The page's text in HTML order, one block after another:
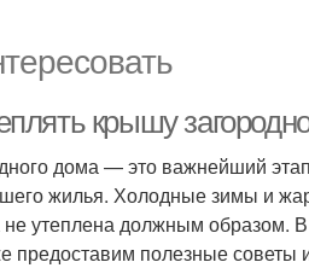
крышу
дома — это важнейший
жилья. Холодные зимы и
утеплена должным образом.
предоставим полезные советы